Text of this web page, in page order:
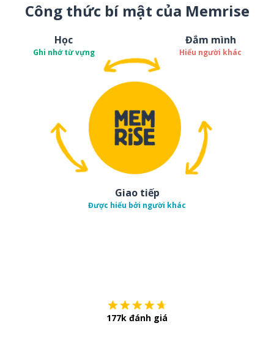
Công thức bí mật của Memrise
Học
Ghi nhớ từ vựng
Đắm mình
Hiểu người khác
Giao tiếp
Được hiểu bởi người khác
177k đánh giá